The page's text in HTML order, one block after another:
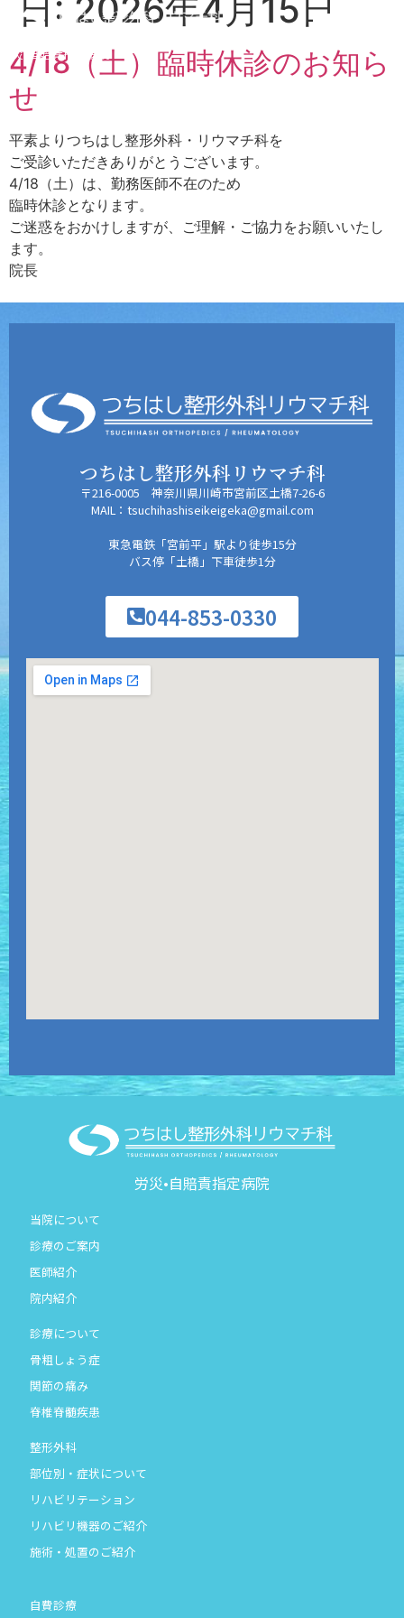
労災•自賠責指定病院
日: 2026年4月15日
4/18（土）臨時休診のお知ら
せ
平素よりつちはし整形外科・リウマチ科を
ご受診いただきありがとうございます。
4/18（土）は、勤務医師不在のため
臨時休診となります。
ご迷惑をおかけしますが、ご理解・ご協力をお願いいたし
ます。
院長
つちはし整形外科リウマチ科
〒216-0005 神奈川県川崎市宮前区土橋7-26-6
MAIL：tsuchihashiseikeigeka@gmail.com
東急電鉄「宮前平」駅より徒歩15分
バス停「土橋」下車徒歩1分
044-853-0330
労災•自賠責指定病院
当院について
診療のご案内
医師紹介
院内紹介
診療について
骨粗しょう症
関節の痛み
脊椎脊髄疾患
整形外科
部位別・症状について
リハビリテーション
リハビリ機器のご紹介
施術・処置のご紹介
自費診療